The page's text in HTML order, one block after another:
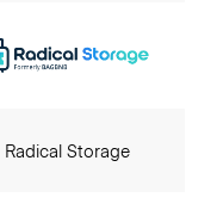
Radical Storage